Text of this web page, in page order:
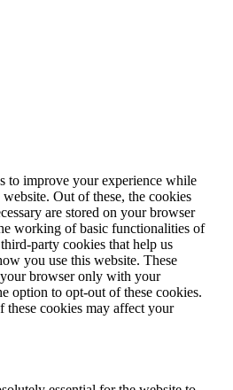
to improve your experience while
Out of these, the cookies
are stored on your browser
working of basic functionalities of
party cookies that help us
you use this website. These
browser only with your
option to opt-out of these cookies.
cookies may affect your